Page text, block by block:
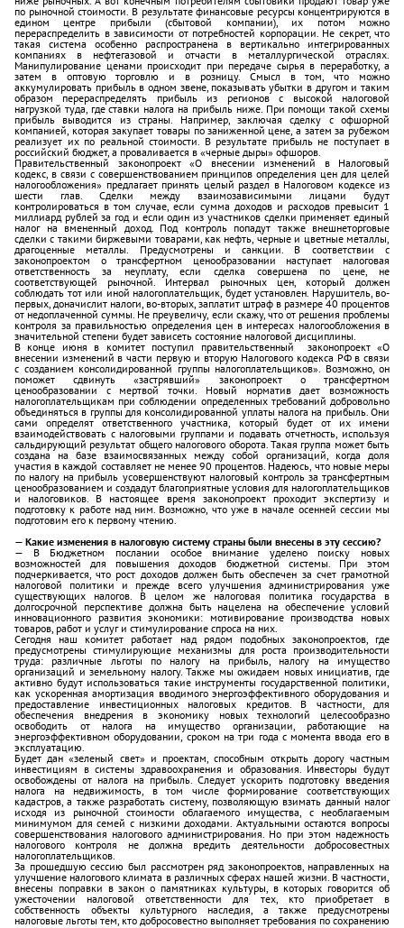
по рыночной стоимости. В результате финансовые ресурсы концентрируются в
едином центре прибыли (сбытовой компании), их потом можно
перераспределить в зависимости от потребностей корпорации. Не секрет, что
такая система особенно распространена в вертикально интегрированных
компаниях в нефтегазовой и отчасти в металлургической отраслях.
Манипулирование ценами происходит при передаче сырья в переработку, а
затем в оптовую торговлю и в розницу. Смысл в том, что можно
аккумулировать прибыль в одном звене, показывать убытки в другом и таким
образом перераспределять прибыль из регионов с высокой налоговой
нагрузкой туда, где ставки налога на прибыль ниже. При помощи такой схемы
прибыль выводится из страны. Например, заключая сделку с офшорной
компанией, которая закупает товары по заниженной цене, а затем за рубежом
реализует их по реальной стоимости. В результате прибыль не поступает в
российский бюджет, а проваливается в «черные дыры» офшоров.
Правительственный законопроект «О внесении изменений в Налоговый
кодекс, в связи с совершенствованием принципов определения цен для целей
налогообложения» предлагает принять целый раздел в Налоговом кодексе из
шести глав. Сделки между взаимозависимыми лицами будут
контролироваться в том случае, если сумма доходов и расходов превысит 1
миллиард рублей за год и если один из участников сделки применяет единый
налог на вмененный доход. Под контроль попадут также внешнеторговые
сделки с такими биржевыми товарами, как нефть, черные и цветные металлы,
драгоценные металлы. Предусмотрены и санкции. В соответствии с
законопроектом о трансфертном ценообразовании наступает налоговая
ответственность за неуплату, если сделка совершена по цене, не
соответствующей рыночной. Интервал рыночных цен, который должен
соблюдать тот или иной налогоплательщик, будет установлен. Нарушитель, во-
первых, доначислит налоги, во-вторых, заплатит штраф в размере 40 процентов
от недоплаченной суммы. Не преувеличу, если скажу, что от решения проблемы
контроля за правильностью определения цен в интересах налогообложения в
значительной степени будет зависеть состояние налоговой дисциплины.
В конце июня в комитет поступил правительственный законопроект «О
внесении изменений в части первую и вторую Налогового кодекса РФ в связи
с созданием консолидированной группы налогоплательщиков». Возможно, он
поможет сдвинуть «застрявший» законопроект о трансфертном
ценообразовании с мертвой точки. Новый норматив дает возможность
налогоплательщикам при соблюдении определенных требований добровольно
объединяться в группы для консолидированной уплаты налога на прибыль. Они
сами определят ответственного участника, который будет от их имени
взаимодействовать с налоговыми группами и подавать отчетность, используя
сальдирующий результат общего налогового оборота. Такая группа может быть
создана на базе взаимосвязанных между собой организаций, когда доля
участия в каждой составляет не менее 90 процентов. Надеюсь, что новые меры
по налогу на прибыль усовершенствуют налоговый контроль за трансфертным
ценообразованием и создадут благоприятные условия для налогоплательщиков
и налоговиков. В настоящее время законопроект проходит экспертизу и
подготовку к работе над ним. Возможно, что уже в начале осенней сессии мы
подготовим его к первому чтению.
— Какие изменения в налоговую систему страны были внесены в эту сессию?
— В Бюджетном послании особое внимание уделено поиску новых
возможностей для повышения доходов бюджетной системы. При этом
подчеркивается, что рост доходов должен быть обеспечен за счет грамотной
налоговой политики и прежде всего улучшения администрирования уже
существующих налогов. В целом же налоговая политика государства в
долгосрочной перспективе должна быть нацелена на обеспечение условий
инновационного развития экономики: мотивирование производства новых
товаров, работ и услуг и стимулирование спроса на них.
Сегодня наш комитет работает над рядом подобных законопроектов, где
предусмотрены стимулирующие механизмы для роста производительности
труда: различные льготы по налогу на прибыль, налогу на имущество
организаций и земельному налогу. Также мы ожидаем новых инициатив, где
активно будут использоваться такие инструменты государственной политики,
как ускоренная амортизация вводимого энергоэффективного оборудования и
предоставление инвестиционных налоговых кредитов. В частности, для
обеспечения внедрения в экономику новых технологий целесообразно
освободить от налога на имущество организации, работающие на
энергоэффективном оборудовании, сроком на три года с момента ввода его в
эксплуатацию.
Будет дан «зеленый свет» и проектам, способным открыть дорогу частным
инвестициям в системы здравоохранения и образования. Инвесторы будут
освобождены от налога на прибыль. Следует ускорить подготовку введения
налога на недвижимость, в том числе формирование соответствующих
кадастров, а также разработать систему, позволяющую взимать данный налог
исходя из рыночной стоимости облагаемого имущества, с необлагаемым
минимумом для семей с низкими доходами. Актуальными остаются вопросы
совершенствования налогового администрирования. Но при этом надежность
налогового контроля не должна вредить деятельности добросовестных
налогоплательщиков.
За прошедшую сессию был рассмотрен ряд законопроектов, направленных на
улучшение налогового климата в различных сферах нашей жизни. В частности,
внесены поправки в закон о памятниках культуры, в которых говорится об
ужесточении налоговой ответственности для тех, кто приобретает в
собственность объекты культурного наследия, а также предусмотрены
налоговые льготы тем, кто добросовестно выполняет требования по сохранению